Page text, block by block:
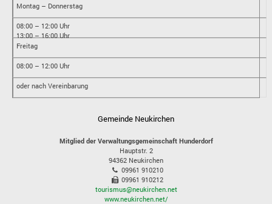
Montag – Donnerstag
08:00 – 12:00 Uhr
13:00 – 16:00 Uhr
Freitag
08:00 – 12:00 Uhr
oder nach Vereinbarung
Gemeinde Neukirchen
Mitglied der Verwaltungsgemeinschaft Hunderdorf
Hauptstr. 2
94362 Neukirchen
09961 910210
09961 910212
tourismus@neukirchen.net
www.neukirchen.net/